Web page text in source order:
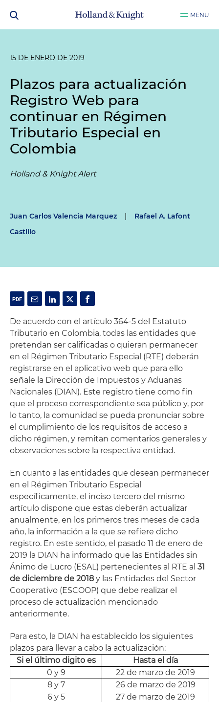
MENU
15 DE ENERO DE 2019
Plazos para actualización
Registro Web para
continuar en Régimen
Tributario Especial en
Colombia
Holland & Knight Alert
Juan Carlos Valencia Marquez |
Rafael A. Lafont
Castillo
De acuerdo con el artículo 364-5 del Estatuto
Tributario en Colombia, todas las entidades que
pretendan ser calificadas o quieran permanecer
en el Régimen Tributario Especial (RTE) deberán
registrarse en el aplicativo web que para ello
señale la Dirección de Impuestos y Aduanas
Nacionales (DIAN). Este registro tiene como fin
que el proceso correspondiente sea público y, por
lo tanto, la comunidad se pueda pronunciar sobre
el cumplimiento de los requisitos de acceso a
dicho régimen, y remitan comentarios generales y
observaciones sobre la respectiva entidad.
En cuanto a las entidades que desean permanecer
en el Régimen Tributario Especial
específicamente, el inciso tercero del mismo
artículo dispone que estas deberán actualizar
anualmente, en los primeros tres meses de cada
año, la información a la que se refiere dicho
registro. En este sentido, el pasado 11 de enero de
2019 la DIAN ha informado que las Entidades sin
Ánimo de Lucro (ESAL) pertenecientes al RTE al 31
de diciembre de 2018 y las Entidades del Sector
Cooperativo (ESCOOP) que debe realizar el
proceso de actualización mencionado
anteriormente.
Para esto, la DIAN ha establecido los siguientes
plazos para llevar a cabo la actualización:
Si el último digito es
Hasta el día
0 y 9
22 de marzo de 2019
8 y 7
26 de marzo de 2019
6 y 5
27 de marzo de 2019